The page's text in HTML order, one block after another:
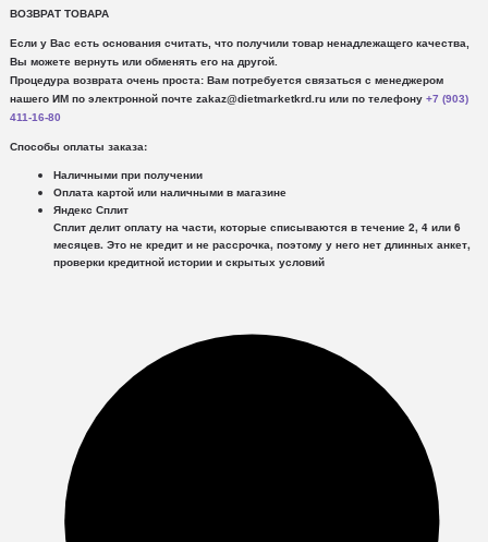
ВОЗВРАТ ТОВАРА
Если у Вас есть основания считать, что получили товар ненадлежащего качества,
Вы можете вернуть или обменять его на другой.
Процедура возврата очень проста: Вам потребуется связаться с менеджером
нашего ИМ по электронной почте zakaz@dietmarketkrd.ru или по телефону +7 (903)
411-16-80
Способы оплаты заказа:
Наличными при получении
Оплата картой или наличными в магазине
Яндекс Сплит
Сплит делит оплату на части, которые списываются в течение 2, 4 или 6
месяцев. Это не кредит и не рассрочка, поэтому у него нет длинных анкет,
проверки кредитной истории и скрытых условий